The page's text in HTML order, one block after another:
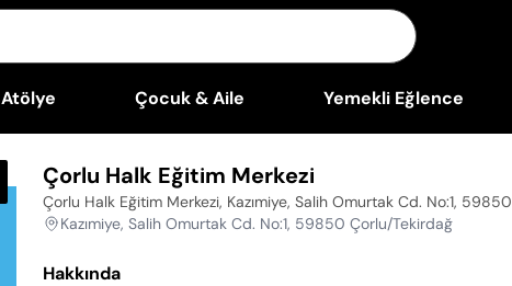
Atölye Çocuk & Aile Yemekli Eğlence
Çorlu Halk Eğitim Merkezi
Çorlu Halk Eğitim Merkezi, Kazımiye, Salih Omurtak Cd. No:1,
Kazımiye, Salih Omurtak Cd. No:1, 59850 Çorlu/Tekirdağ
Hakkında